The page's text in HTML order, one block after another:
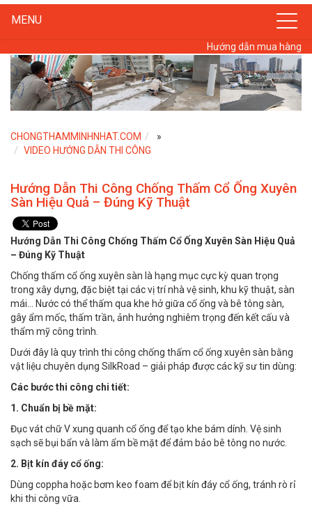
MENU
Hướng dẫn mua hàng
CHONGTHAMMINHNHAT.COM
»
VIDEO HƯỚNG DẪN THI CÔNG
Hướng Dẫn Thi Công Chống Thấm Cổ Ống Xuyên
Sàn Hiệu Quả – Đúng Kỹ Thuật
Hướng Dẫn Thi Công Chống Thấm Cổ Ống Xuyên Sàn Hiệu Quả
– Đúng Kỹ Thuật
Chống thấm cổ ống xuyên sàn là hạng mục cực kỳ quan trọng
trong xây dựng, đặc biệt tại các vị trí nhà vệ sinh, khu kỹ thuật, sàn
mái… Nước có thể thấm qua khe hở giữa cổ ống và bê tông sàn,
gây ẩm mốc, thấm trần, ảnh hưởng nghiêm trọng đến kết cấu và
thẩm mỹ công trình.
Dưới đây là quy trình thi công chống thấm cổ ống xuyên sàn bằng
vật liệu chuyên dụng SilkRoad – giải pháp được các kỹ sư tin dùng:
Các bước thi công chi tiết:
1. Chuẩn bị bề mặt:
Đục vát chữ V xung quanh cổ ống để tạo khe bám dính. Vệ sinh
sạch sẽ bụi bẩn và làm ẩm bề mặt để đảm bảo bê tông no nước.
2. Bịt kín đáy cổ ống:
Dùng coppha hoặc bơm keo foam để bịt kín đáy cổ ống, tránh rò rỉ
khi thi công vữa.